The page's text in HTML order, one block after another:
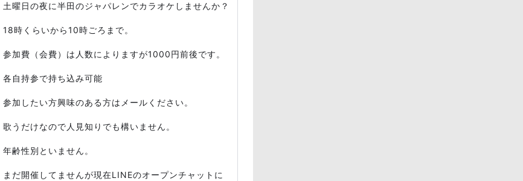
土曜日の夜に半田のジャパレンでカラオケしませんか？
18時くらいから10時ごろまで。
参加費（会費）は人数によりますが1000円前後です。
各自持参で持ち込み可能
参加したい方興味のある方はメールください。
歌うだけなので人見知りでも構いません。
年齢性別といません。
まだ開催してませんが現在LINEのオープンチャットに